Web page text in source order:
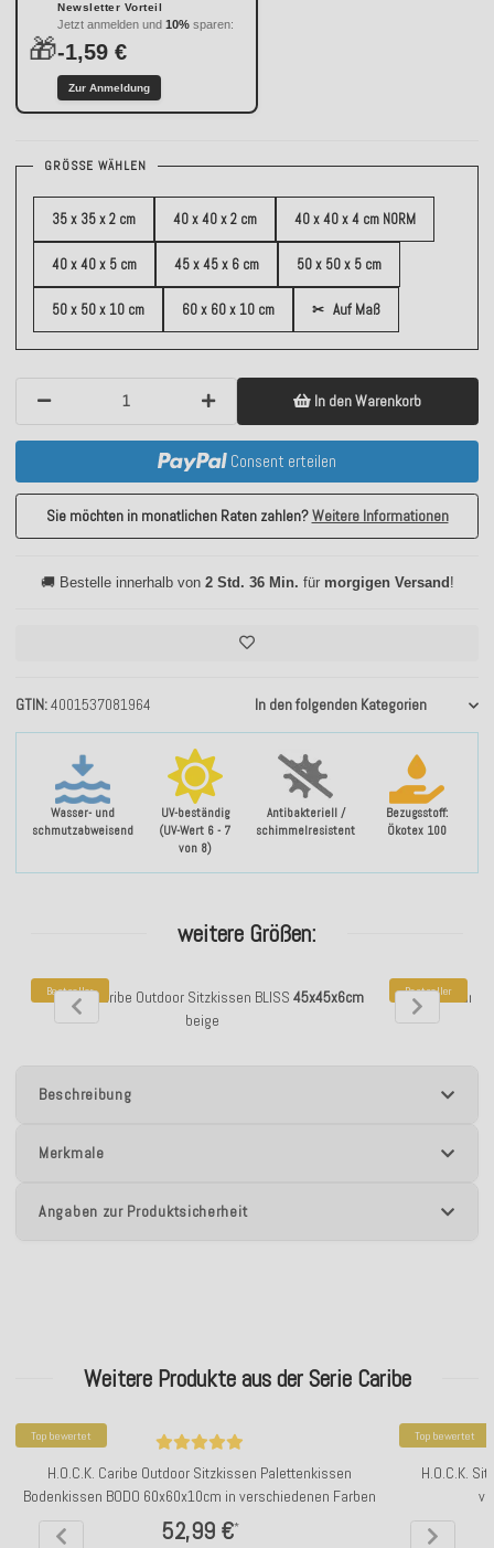
Wasser- und
schmutzabweisend
UV-beständig
(UV-Wert 6 - 7
von 8)
Antibakteriell /
schimmelresistent
Bezugsstoff:
Ökotex 100
GTIN 4001537081964 In den folgenden Kategorien
🎁
Newsletter Vorteil
Jetzt anmelden und 10% sparen:
-1,59 €
Zur Anmeldung
GRÖSSE WÄHLEN
35 x 35 x 2 cm 40 x 40 x 2 cm 40 x 40 x 4 cm NORM
40 x 40 x 5 cm 45 x 45 x 6 cm 50 x 50 x 5 cm
50 x 50 x 10 cm 60 x 60 x 10 cm ✂ Auf Maß
In den Warenkorb
Consent erteilen
Sie möchten in monatlichen Raten zahlen?Weitere Informationen
🚚 Bestelle innerhalb von 2 Std. 36 Min. für morgigen Versand!
weitere Größen:
Bestseller
H.O.C.K. Caribe Outdoor Sitzkissen BLISS 45x45x6cm
beige
Bestseller
H.O.C.K.
Beschreibung
Merkmale
Angaben zur Produktsicherheit
Weitere Produkte aus der Serie Caribe
Top bewertet
H.O.C.K. Caribe Outdoor Sitzkissen Palettenkissen
Bodenkissen BODO 60x60x10cm in verschiedenen Farben
52,99 €*
Top bewertet
H.O.C.K.